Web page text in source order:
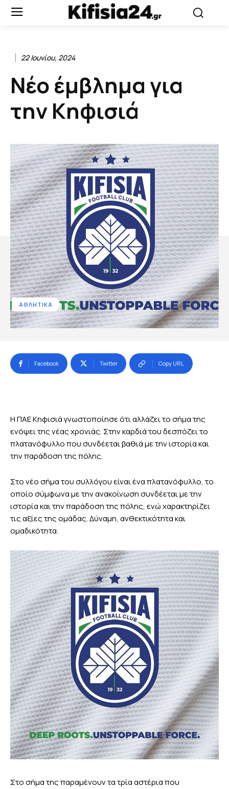
22 Ιουνίου, 2024
Νέο έμβλημα για
την Κηφισιά
ΑΘΛΗΤΙΚΑ
Facebook Twitter Copy URL
Η ΠΑΕ Κηφισιά γνωστοποίησε ότι αλλάζει το σήμα της
ενόψει της νέας χρονιάς. Στην καρδιά του δεσπόζει το
πλατανόφυλλο που συνδέεται βαθιά με την ιστορία και
την παράδοση της πόλης.
Στο νέο σήμα του συλλόγου είναι ένα πλατανόφυλλο, το
οποίο σύμφωνα με την ανακοίνωση συνδέεται με την
ιστορία και την παράδοση της πόλης, ενώ χαρακτηρίζει
τις αξίες της ομάδας. Δύναμη, ανθεκτικότητα και
ομαδικότητα.
Στο σήμα της παραμένουν τα τρία αστέρια που